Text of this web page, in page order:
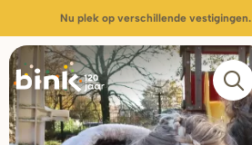
Nu plek op verschillende vestigingen.